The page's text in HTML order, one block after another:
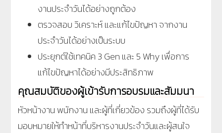
งานประจำวันได้อย่างถูกต้อง
ตรวจสอบ วิเคราะห์ และแก้ไขปัญหา จากงาน
ประจำวันได้อย่างเป็นระบบ
ประยุกต์ใช้เทคนิค 3 Gen และ 5 Why เพื่อการ
แก้ไขปัญหาได้อย่างมีประสิทธิภาพ
คุณสมบัติของผู้เข้ารับการอบรมและสัมมนา
หัวหน้างาน พนักงาน และผู้ที่เกี่ยวข้อง รวมถึงผู้ที่ได้รับ
มอบหมายให้ทำหน้าที่บริหารงานประจำวันและผู้สนใจ